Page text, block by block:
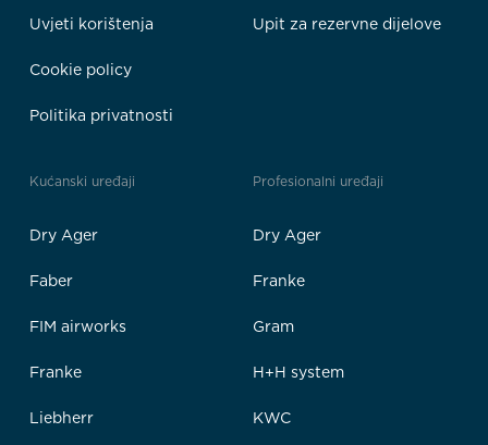
Uvjeti korištenja
Cookie policy
Politika privatnosti
Upit za rezervne dijelove
Kućanski uređaji
Dry Ager
Faber
FIM airworks
Franke
Liebherr
Profesionalni uređaji
Dry Ager
Franke
Gram
H+H system
KWC